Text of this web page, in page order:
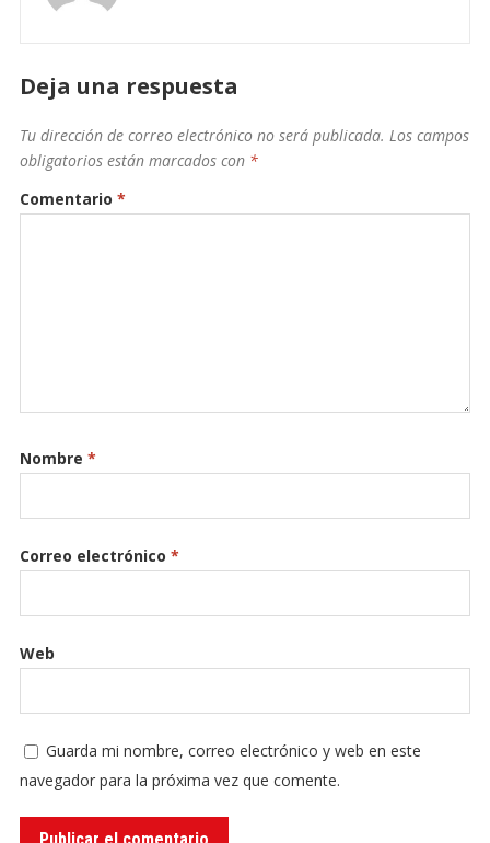
Deja una respuesta
Tu dirección de correo electrónico no será publicada. Los campos
obligatorios están marcados con *
Comentario *
Nombre *
Correo electrónico *
Web
Guarda mi nombre, correo electrónico y web en este
navegador para la próxima vez que comente.